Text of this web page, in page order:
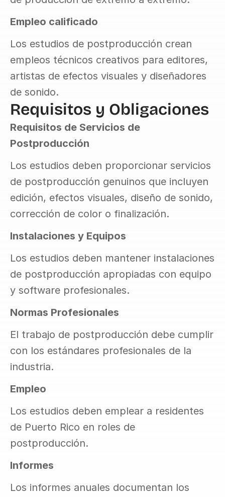
Empleo calificado
Los estudios de postproducción crean
empleos técnicos creativos para editores,
artistas de efectos visuales y diseñadores
de sonido.
Requisitos y Obligaciones
Requisitos de Servicios de
Postproducción
Los estudios deben proporcionar servicios
de postproducción genuinos que incluyen
edición, efectos visuales, diseño de sonido,
corrección de color o finalización.
Instalaciones y Equipos
Los estudios deben mantener instalaciones
de postproducción apropiadas con equipo
y software profesionales.
Normas Profesionales
El trabajo de postproducción debe cumplir
con los estándares profesionales de la
industria.
Empleo
Los estudios deben emplear a residentes
de Puerto Rico en roles de
postproducción.
Informes
Los informes anuales documentan los